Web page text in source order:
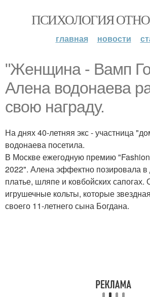
ПСИХОЛОГИЯ
главная новости
"Женщина - Вамп
Алена водонаева
свою награду.
На днях 40-летняя экс - участница
водонаева посетила.
В Москве ежегодную премию
2022". Алена эффектно позировала
платье, шляпе и ковбойских сапогах.
игрушечные кольты, которые
своего 11-летнего сына Богдана.